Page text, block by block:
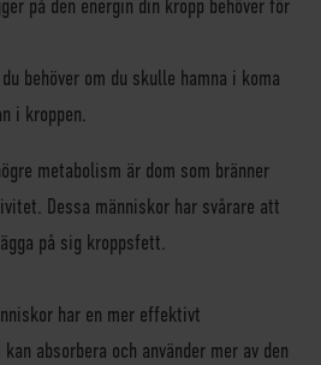
på den energin din kropp behöver för
behöver om du skulle hamna i koma
i kroppen.
metabolism är dom som bränner
Dessa människor har svårare att
på sig kroppsfett.
har en mer effektivt
absorbera och använder mer av den